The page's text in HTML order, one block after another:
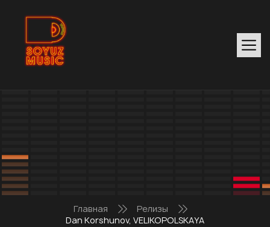
Главная
Релизы
Dan Korshunov, VELIKOPOLSKAYA